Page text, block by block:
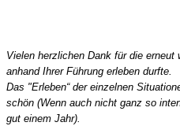
Vielen herzlichen Dank für die erneut
anhand Ihrer Führung erleben durfte.
Das "Erleben“ der einzelnen
schön (Wenn auch nicht ganz so
gut einem Jahr).